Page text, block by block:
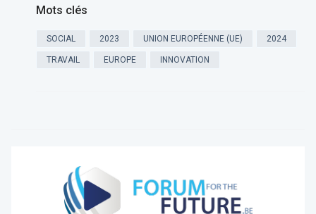
Mots clés
SOCIAL 2023 UNION EUROPÉENNE (UE) 2024
TRAVAIL EUROPE INNOVATION